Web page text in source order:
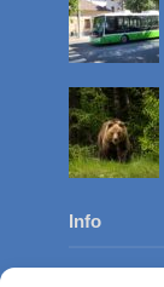
Info